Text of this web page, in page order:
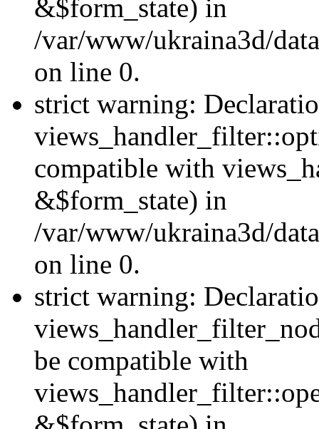
&$form_state) in
/var/www/ukraina3d/
on line 0.
strict warning:
compatible with
&$form_state) in
/var/www/ukraina3d/
on line 0.
strict warning:
be compatible with